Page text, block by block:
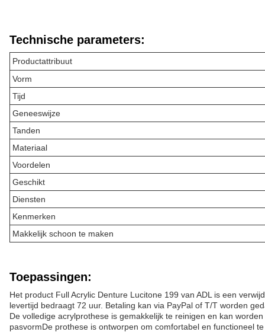
Technische parameters:
Productattribuut
Vorm
Tijd
Geneeswijze
Tanden
Materiaal
Voordelen
Geschikt
Diensten
Kenmerken
Makkelijk schoon te maken
Toepassingen:
Het product Full Acrylic Denture Lucitone 199 van ADL is een
levertijd bedraagt 72 uur. Betaling kan via PayPal of T/T worden
De volledige acrylprothese is gemakkelijk te reinigen en kan
pasvormDe prothese is ontworpen om comfortabel en functioneel